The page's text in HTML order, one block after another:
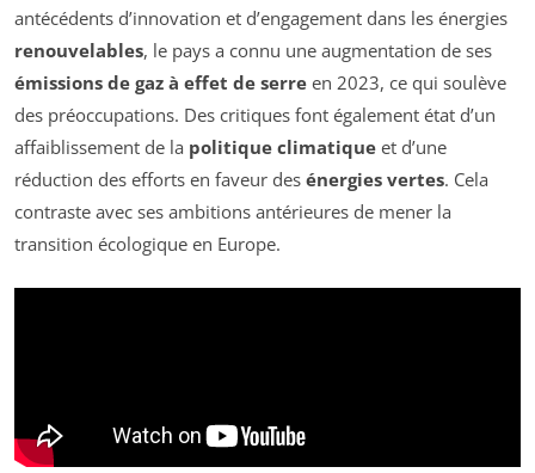
antécédents d’innovation et d’engagement dans les énergies
renouvelables, le pays a connu une augmentation de ses
émissions de gaz à effet de serre en 2023, ce qui soulève
des préoccupations. Des critiques font également état d’un
affaiblissement de la politique climatique et d’une
réduction des efforts en faveur des énergies vertes. Cela
contraste avec ses ambitions antérieures de mener la
transition écologique en Europe.